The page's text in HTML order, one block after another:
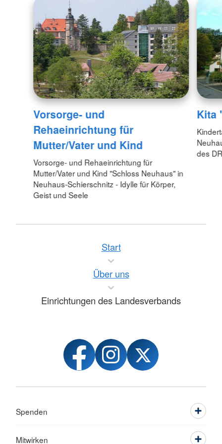
Vorsorge- und
Rehaeinrichtung für
Mutter/Vater und Kind
Vorsorge- und Rehaeinrichtung für
Mutter/Vater und Kind "Schloss Neuhaus" in
Neuhaus-Schierschnitz - Idylle für Körper,
Geist und Seele
Kita
des
Start
Über uns
Einrichtungen des Landesverbands
Spenden
Mitwirken